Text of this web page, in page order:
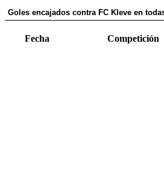
Goles encajados contra FC Kleve en
Fecha Competición